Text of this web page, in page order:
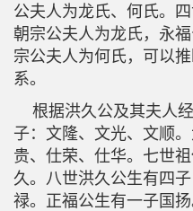
公夫人为龙氏、何氏。
朝宗公夫人为龙氏，永
宗公夫人为何氏，可以
系。
根据洪久公及其夫人
子：文隆、文光、文顺
贵、仕荣、仕华。七世
久。八世洪久公生有四
禄。正福公生有一子国